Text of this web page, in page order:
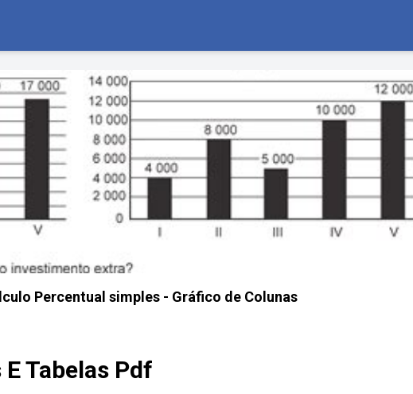
Percentual simples - Gráfico de Colunas
Tabelas Pdf